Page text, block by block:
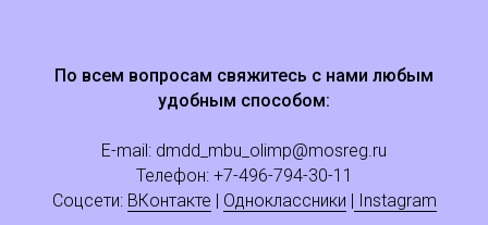
По всем вопросам свяжитесь с нами любым
удобным способом:
E-mail: dmdd_mbu_olimp@mosreg.ru
Телефон: +7-496-794-30-11
Соцсети: ВКонтакте | Одноклассники | Instagram